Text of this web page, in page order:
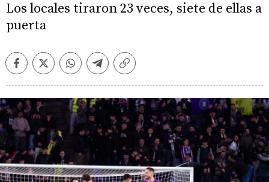
Los locales tiraron 23 veces, siete de ellas a
puerta
FacebookTwitterWhatsappTelegramCopiar